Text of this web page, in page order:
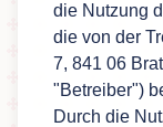
die Nutzung
die von der
7, 841 06
"Betreiber")
Durch die